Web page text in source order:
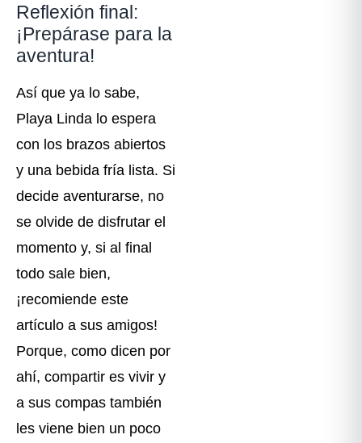
Reflexión final:
¡Prepárase para la
aventura!
Así que ya lo sabe,
Playa Linda lo espera
con los brazos abiertos
y una bebida fría lista. Si
decide aventurarse, no
se olvide de disfrutar el
momento y, si al final
todo sale bien,
¡recomiende este
artículo a sus amigos!
Porque, como dicen por
ahí, compartir es vivir y
a sus compas también
les viene bien un poco